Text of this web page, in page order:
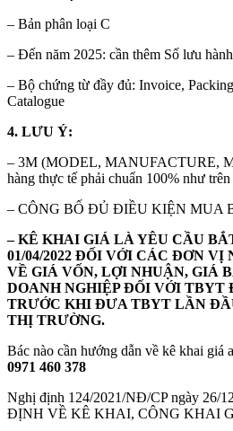
– Bản phân loại C
– Đến năm 2025: cần thêm Số lưu
– Bộ chứng từ đầy đủ: Invoice,
Catalogue
4. LƯU Ý:
– 3M (MODEL, MANUFACTURE,
hàng thực tế phải chuẩn 100% như
– CÔNG BỐ ĐỦ ĐIỀU KIỆN MUA
– KÊ KHAI GIÁ LÀ YÊU CẦU
01/04/2022 ĐỐI VỚI CÁC ĐƠN VỊ
VỀ GIÁ VỐN, LỢI NHUẬN, GIÁ
DOANH NGHIỆP ĐỐI VỚI TBYT
TRƯỚC KHI ĐƯA TBYT LẦN
THỊ TRƯỜNG.
Bác nào cần hướng dẫn về kê khai giá
0971 460 378
Nghị định 124/2021/NĐ/CP ngày 26/
ĐỊNH VỀ KÊ KHAI, CÔNG KHAI